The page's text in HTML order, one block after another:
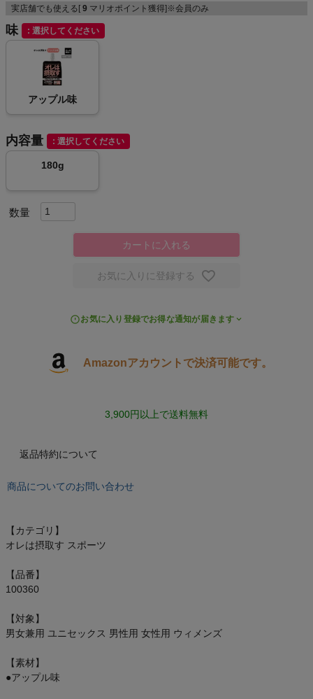
スポーツシューズ
もっと見る
キャンプ・フェス
旅行
インフィット INFIT
オン On
ベースボールマリオ（野球商品）
お気に入り
ご利用ガイド
クーポン一覧
実店舗でも使える[ 9 マリオポイント獲得]※会員のみ
味 選択してください
アップル味
内容量 選択してください
180g
カートに入れる
お気に入りに登録する
お気に入り登録でお得な通知が届きます
Amazonアカウントで決済可能です。
3,900円以上で送料無料
返品特約について
商品についてのお問い合わせ
【カテゴリ】
オレは摂取す スポーツ
【品番】
100360
【対象】
男女兼用 ユニセックス 男性用 女性用 ウィメンズ
【素材】
●アップル味